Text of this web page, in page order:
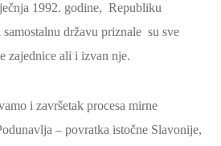
1992. godine, Republiku
državu priznale su sve
zajednice ali i izvan nje.
i završetak procesa mirne
– povratka istočne Slavonije,